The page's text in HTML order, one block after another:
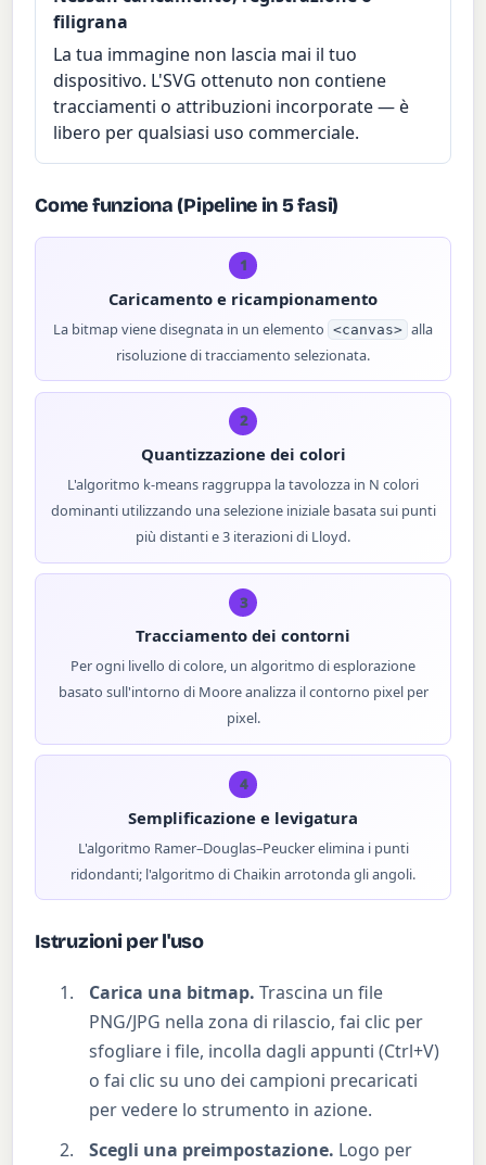
filigrana
La tua immagine non lascia mai il tuo
dispositivo. L'SVG ottenuto non contiene
tracciamenti o attribuzioni incorporate — è
libero per qualsiasi uso commerciale.
Come funziona (Pipeline in 5 fasi)
1
Caricamento e ricampionamento
La bitmap viene disegnata in un elemento <canvas> alla
risoluzione di tracciamento selezionata.
2
Quantizzazione dei colori
L'algoritmo k-means raggruppa la tavolozza in N colori
dominanti utilizzando una selezione iniziale basata sui punti
più distanti e 3 iterazioni di Lloyd.
3
Tracciamento dei contorni
Per ogni livello di colore, un algoritmo di esplorazione
basato sull'intorno di Moore analizza il contorno pixel per
pixel.
4
Semplificazione e levigatura
L'algoritmo Ramer–Douglas–Peucker elimina i punti
ridondanti; l'algoritmo di Chaikin arrotonda gli angoli.
Istruzioni per l'uso
Carica una bitmap. Trascina un file
PNG/JPG nella zona di rilascio, fai clic per
sfogliare i file, incolla dagli appunti (Ctrl+V)
o fai clic su uno dei campioni precaricati
per vedere lo strumento in azione.
Scegli una preimpostazione. Logo per